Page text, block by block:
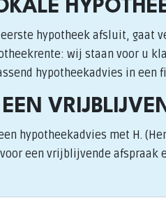
hypotheek afsluit, gaat
wij staan voor u
hypotheekadvies in een
hypotheekadvies met H.
een vrijblijvende afspraak